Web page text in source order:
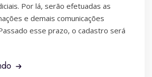
Por lá, serão efetuadas as
e demais comunicações
esse prazo, o cadastro será